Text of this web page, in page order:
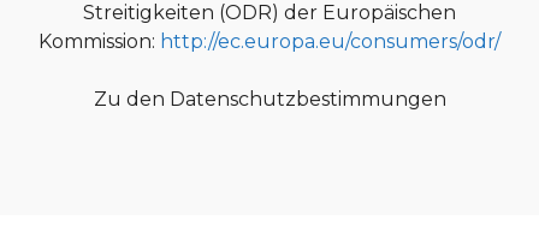
Streitigkeiten (ODR) der Europäischen
Kommission: http://ec.europa.eu/consumers/odr/
Zu den Datenschutzbestimmungen